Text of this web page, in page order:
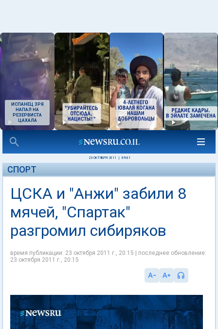
ИСПАНЕЦ ЗРЯ
НАПАЛ НА
РЕЗЕРВИСТА
ЦАХАЛА
23 ОКТЯБРЯ 2011 09:01
СПОРТ
ЦСКА и "Анжи" забили 8
мячей, "Спартак"
разгромил сибиряков
время публикации: 23 октября 2011 г., 20:15 | последнее обновление:
23 октября 2011 г., 20:15